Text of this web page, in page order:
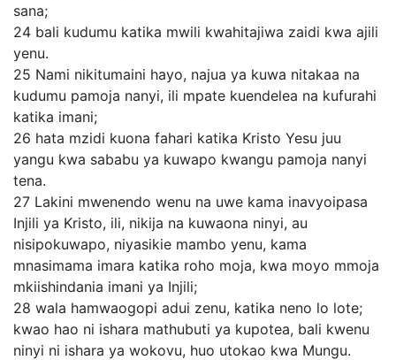
sana;
24 bali kudumu katika mwili kwahitajiwa zaidi kwa ajili
yenu.
25 Nami nikitumaini hayo, najua ya kuwa nitakaa na
kudumu pamoja nanyi, ili mpate kuendelea na kufurahi
katika imani;
26 hata mzidi kuona fahari katika Kristo Yesu juu
yangu kwa sababu ya kuwapo kwangu pamoja nanyi
tena.
27 Lakini mwenendo wenu na uwe kama inavyoipasa
Injili ya Kristo, ili, nikija na kuwaona ninyi, au
nisipokuwapo, niyasikie mambo yenu, kama
mnasimama imara katika roho moja, kwa moyo mmoja
mkiishindania imani ya Injili;
28 wala hamwaogopi adui zenu, katika neno lo lote;
kwao hao ni ishara mathubuti ya kupotea, bali kwenu
ninyi ni ishara ya wokovu, huo utokao kwa Mungu.